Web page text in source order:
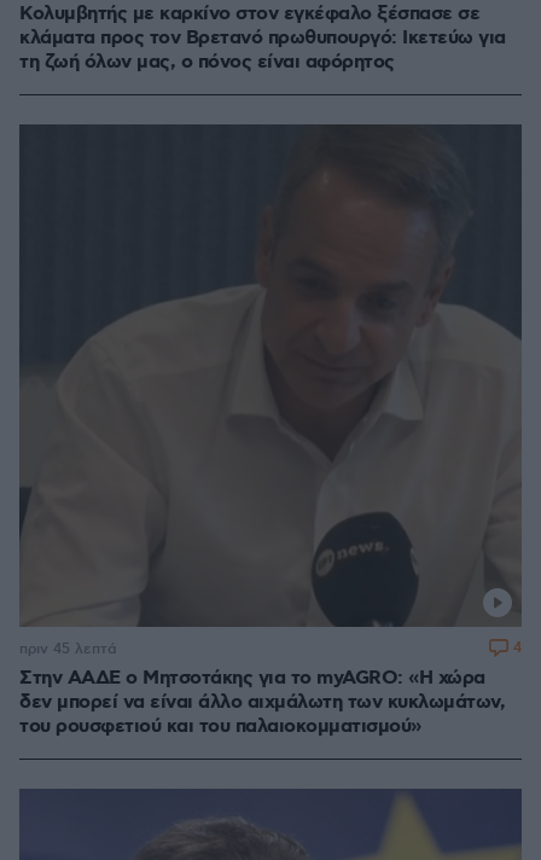
Κολυμβητής με καρκίνο στον εγκέφαλο ξέσπασε σε
κλάματα προς τον Βρετανό πρωθυπουργό: Ικετεύω για
τη ζωή όλων μας, ο πόνος είναι αφόρητος
Στην ΑΑΔΕ ο Μητσοτάκης για το myAGRO: «Η χώρα
δεν μπορεί να είναι άλλο αιχμάλωτη των κυκλωμάτων,
του ρουσφετιού και του παλαιοκομματισμού»
πριν 45 λεπτά 4